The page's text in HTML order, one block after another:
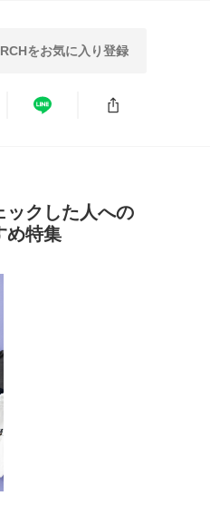
をお気に入り登録
ックした人への
め特集